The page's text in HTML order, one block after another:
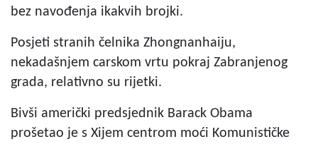
bez navođenja ikakvih brojki.
Posjeti stranih čelnika Zhongnanhaiju,
nekadašnjem carskom vrtu pokraj Zabranjenog
grada, relativno su rijetki.
Bivši američki predsjednik Barack Obama
prošetao je s Xijem centrom moći Komunističke